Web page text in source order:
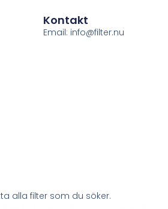
alla filter som du söker.
Kontakt
Email: info@filter.nu